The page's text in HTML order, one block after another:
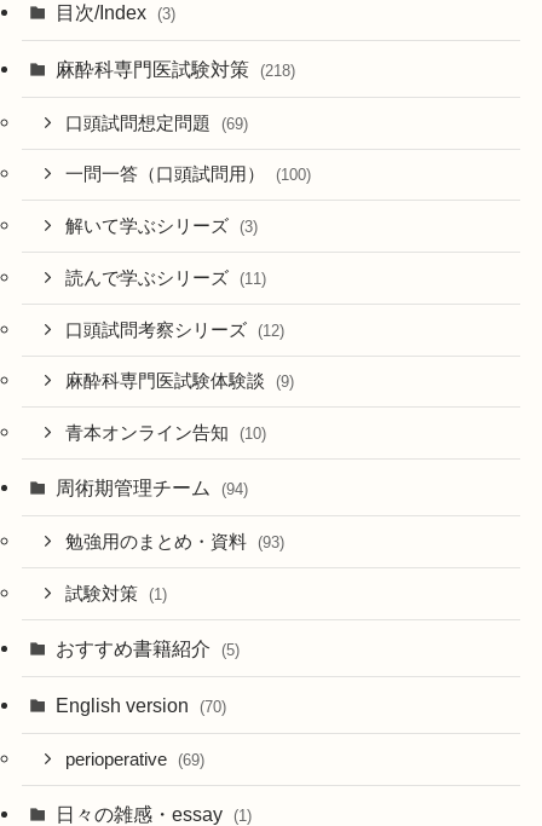
目次/Index (3)
麻酔科専門医試験対策 (218)
口頭試問想定問題 (69)
一問一答（口頭試問用） (100)
解いて学ぶシリーズ (3)
読んで学ぶシリーズ (11)
口頭試問考察シリーズ (12)
麻酔科専門医試験体験談 (9)
青本オンライン告知 (10)
周術期管理チーム (94)
勉強用のまとめ・資料 (93)
試験対策 (1)
おすすめ書籍紹介 (5)
English version (70)
perioperative (69)
日々の雑感・essay (1)